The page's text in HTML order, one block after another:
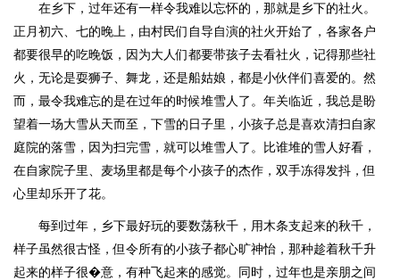
在乡下，过年还有一样令我难以忘怀的，那就是乡下的社火。
正月初六、七的晚上，由村民们自导自演的社火开始了，各家各户
都要很早的吃晚饭，因为大人们都要带孩子去看社火，记得那些社
火，无论是耍狮子、舞龙，还是船姑娘，都是小伙伴们喜爱的。然
而，最令我难忘的是在过年的时候堆雪人了。年关临近，我总是盼
望着一场大雪从天而至，下雪的日子里，小孩子总是喜欢清扫自家
庭院的落雪，因为扫完雪，就可以堆雪人了。比谁堆的雪人好看，
在自家院子里、麦场里都是每个小孩子的杰作，双手冻得发抖，但
心里却乐开了花。
每到过年，乡下最好玩的要数荡秋千，用木条支起来的秋千，
样子虽然很古怪，但令所有的小孩子都心旷神怡，那种趁着秋千升
起来的样子很�意，有种飞起来的感觉。同时，过年也是亲朋之间